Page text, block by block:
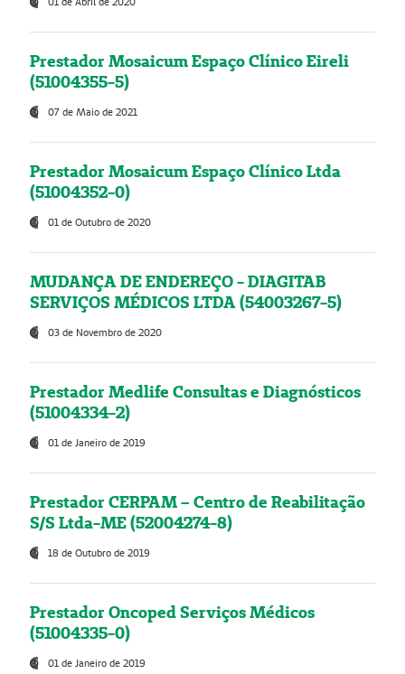
Prestador Mosaicum Espaço Clínico Eireli
(51004355-5)
07 de Maio de 2021
Prestador Mosaicum Espaço Clínico Ltda
(51004352-0)
01 de Outubro de 2020
MUDANÇA DE ENDEREÇO - DIAGITAB
SERVIÇOS MÉDICOS LTDA (54003267-5)
03 de Novembro de 2020
Prestador Medlife Consultas e Diagnósticos
(51004334-2)
01 de Janeiro de 2019
Prestador CERPAM – Centro de Reabilitação
S/S Ltda-ME (52004274-8)
18 de Outubro de 2019
Prestador Oncoped Serviços Médicos
(51004335-0)
01 de Janeiro de 2019